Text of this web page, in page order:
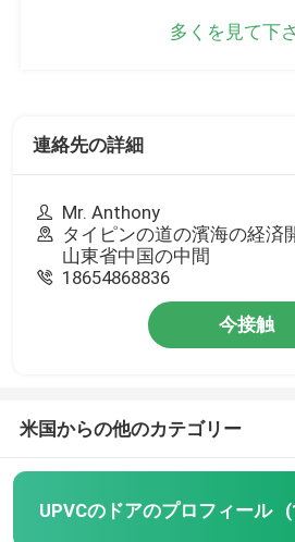
多くを見て下
連絡先の詳細
Mr. Anthony
タイピンの道の濱海の経済
山東省中国の中間
18654868836
今接触
米国からの他のカテゴリー
UPVCのドアのプロフィール